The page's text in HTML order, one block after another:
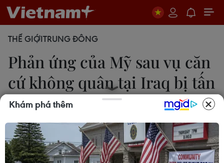
THẾ GIỚITRUNG ĐÔNG
Phản ứng của Mỹ sau vụ căn
cứ không quân tại Iraq bị tấn
công
Phương Hồ
16/02/2021 07:48
Khám phá thêm